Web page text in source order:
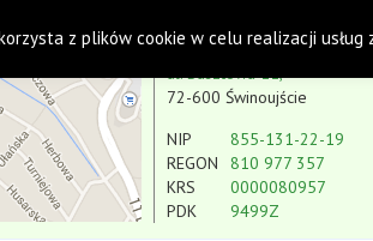
ul. Basztowa 11,
72-600 Świnoujście
NIP
REGON
KRS
PDK
855-131-22-19
810 977 357
0000080957
9499Z
z plików cookie w celu realizacji usług